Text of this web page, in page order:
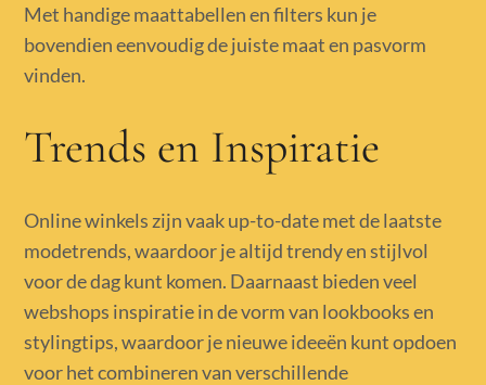
Met handige maattabellen en filters kun je
bovendien eenvoudig de juiste maat en pasvorm
vinden.
Trends en Inspiratie
Online winkels zijn vaak up-to-date met de laatste
modetrends, waardoor je altijd trendy en stijlvol
voor de dag kunt komen. Daarnaast bieden veel
webshops inspiratie in de vorm van lookbooks en
stylingtips, waardoor je nieuwe ideeën kunt opdoen
voor het combineren van verschillende